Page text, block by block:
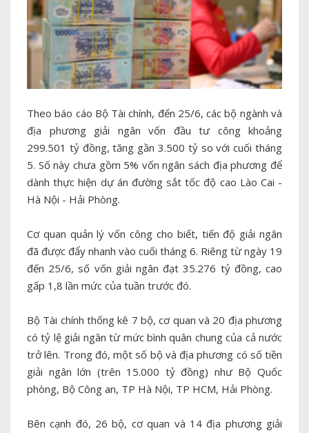
Theo báo cáo Bộ Tài chính, đến 25/6, các bộ ngành và
địa phương giải ngân vốn đầu tư công khoảng
299.501 tỷ đồng, tăng gần 3.500 tỷ so với cuối tháng
5. Số này chưa gồm 5% vốn ngân sách địa phương để
dành thực hiện dự án đường sắt tốc độ cao Lào Cai -
Hà Nội - Hải Phòng.
Cơ quan quản lý vốn công cho biết, tiến độ giải ngân
đã được đẩy nhanh vào cuối tháng 6. Riêng từ ngày 19
đến 25/6, số vốn giải ngân đạt 35.276 tỷ đồng, cao
gấp 1,8 lần mức của tuần trước đó.
Bộ Tài chính thống kê 7 bộ, cơ quan và 20 địa phương
có tỷ lệ giải ngân từ mức bình quân chung của cả nước
trở lên. Trong đó, một số bộ và địa phương có số tiền
giải ngân lớn (trên 15.000 tỷ đồng) như Bộ Quốc
phòng, Bộ Công an, TP Hà Nội, TP HCM, Hải Phòng.
Bên cạnh đó, 26 bộ, cơ quan và 14 địa phương giải